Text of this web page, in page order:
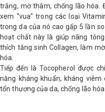
trắng, mờ thâm, chống lão hóa.
xem “vua” trong các loại
trong da của nó cao gấp 5 lần
hoạt chất này là giúp nâng
thích tăng sinh Collagen, làm
hóa.
Tiếp đến là Tocopherol được
năng kháng khuẩn, kháng
tổn thương của da, chống lão hóa